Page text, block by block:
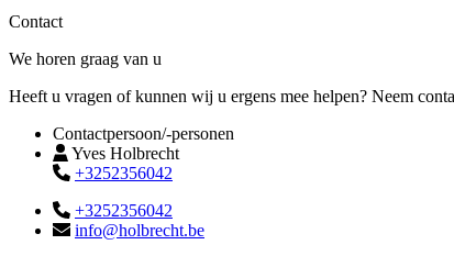
Contact
We horen graag van u
Heeft u vragen of kunnen wij u ergens mee helpen? Neem
Contactpersoon/-personen
Yves Holbrecht
+3252356042
+3252356042
info@holbrecht.be